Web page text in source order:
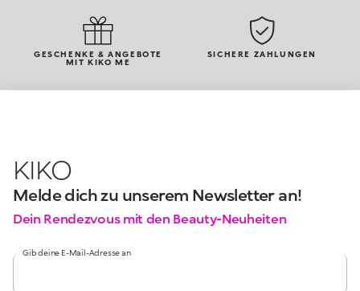
GESCHENKE & ANGEBOTE
MIT KIKO ME
SICHERE ZAHLUNGEN
KIKO
Melde dich zu unserem Newsletter an!
Dein Rendezvous mit den Beauty-Neuheiten
Gib deine E-Mail-Adresse an